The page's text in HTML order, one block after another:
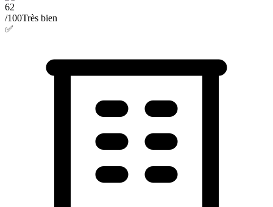
62
/100Très bien
✅